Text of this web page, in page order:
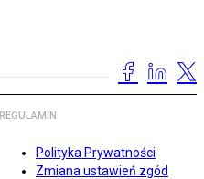
REGULAMIN
Polityka Prywatności
Zmiana ustawień zgód